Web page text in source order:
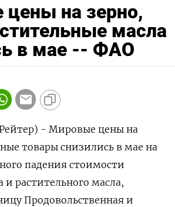
на зерно,
масла
в мае -- ФАО
- Мировые цены на
товары снизились в мае на
падения стоимости
и растительного масла,
Продовольственная и